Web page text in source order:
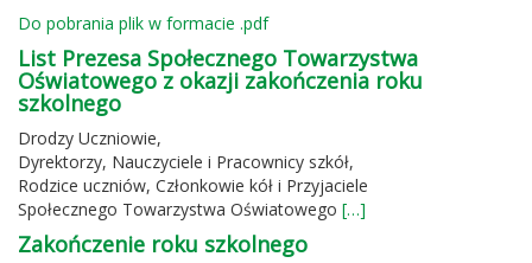
Do pobrania plik w formacie .pdf
List Prezesa Społecznego Towarzystwa
Oświatowego z okazji zakończenia roku
szkolnego
Drodzy Uczniowie,
Dyrektorzy, Nauczyciele i Pracownicy szkół,
Rodzice uczniów, Członkowie kół i Przyjaciele
Społecznego Towarzystwa Oświatowego […]
Zakończenie roku szkolnego